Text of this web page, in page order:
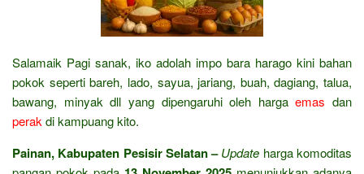
Salamaik Pagi sanak, iko adolah impo bara harago kini bahan
pokok seperti bareh, lado, sayua, jariang, buah, dagiang, talua,
bawang, minyak dll yang dipengaruhi oleh hargaemas dan
perak di kampuang kito.
Painan, Kabupaten Pesisir Selatan – Update harga komoditas